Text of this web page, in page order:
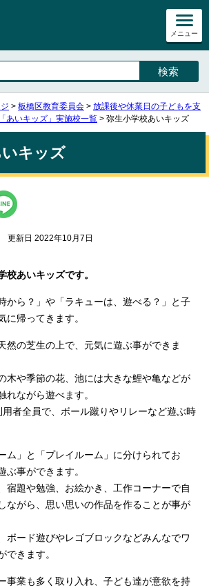
メニュー
> 板橋区教育委員会 > 放課後や休業日の子どもを支
「あいキッズ」実施校一覧 > 弥生小学校あいキッズ
キッズ
更新日 2022年10月7日
校あいキッズです。
から？」や「ラキューは、遊べる？」と子
に帰ってきます。
然の芝生の上で、元気に遊ぶ事ができま
木や季節の花、池には大きな鯉や亀などが
れながら遊べます。
者全員で、ボール蹴りやリレーなど遊ぶ時
ム」と「プレイルーム」に分けられてお
ぶ事ができます。
宿題や勉強、お絵かき、工作コーナーで自
ながら、思い思いの作品を作ることが事が
ボード遊びやレゴブロックなどみんなでワ
できます。
事業も多く取り入れ、子ども達が意欲を持